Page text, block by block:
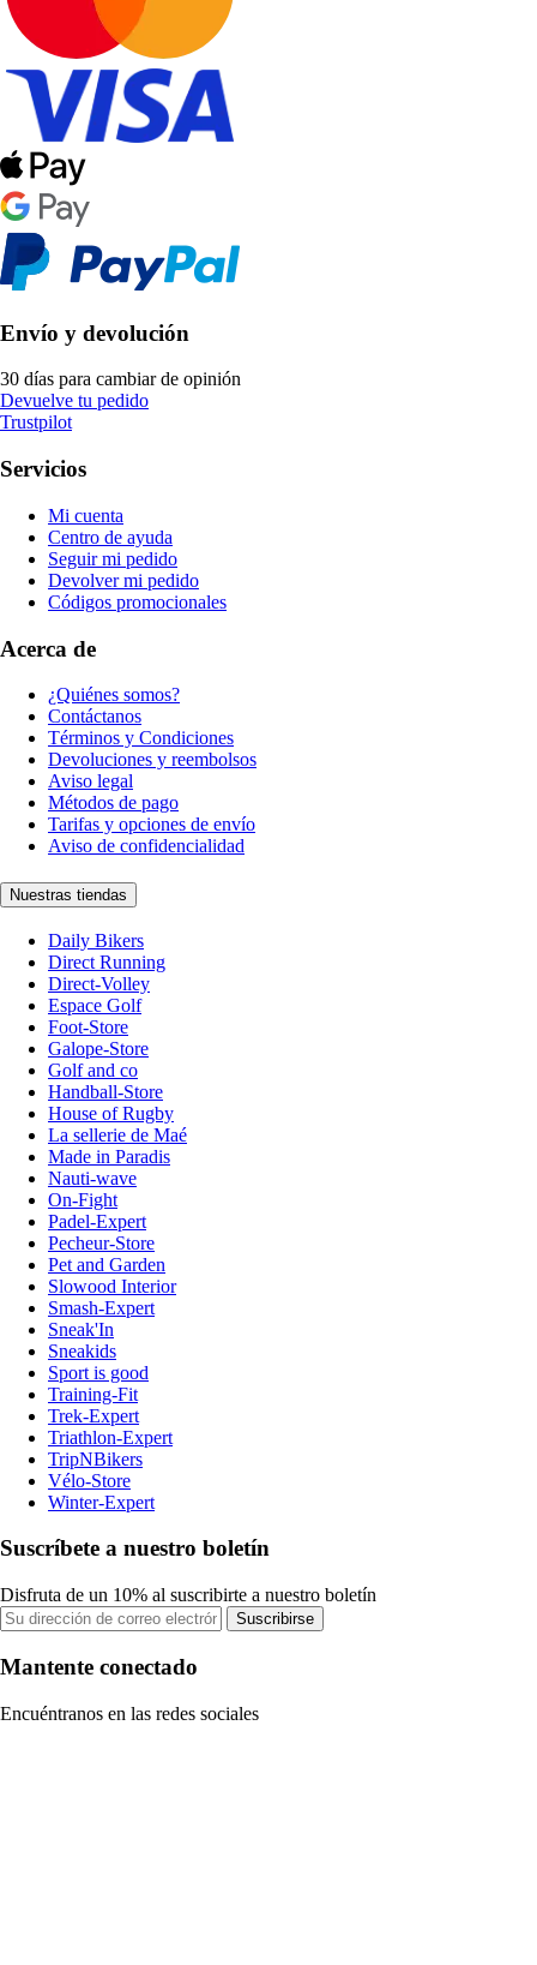
Envío y devolución
30 días para cambiar de opinión
Devuelve tu pedido
Trustpilot
Servicios
Mi cuenta
Centro de ayuda
Seguir mi pedido
Devolver mi pedido
Códigos promocionales
Acerca de
¿Quiénes somos?
Contáctanos
Términos y Condiciones
Devoluciones y reembolsos
Aviso legal
Métodos de pago
Tarifas y opciones de envío
Aviso de confidencialidad
Nuestras tiendas
Daily Bikers
Direct Running
Direct-Volley
Espace Golf
Foot-Store
Galope-Store
Golf and co
Handball-Store
House of Rugby
La sellerie de Maé
Made in Paradis
Nauti-wave
On-Fight
Padel-Expert
Pecheur-Store
Pet and Garden
Slowood Interior
Smash-Expert
Sneak'In
Sneakids
Sport is good
Training-Fit
Trek-Expert
Triathlon-Expert
TripNBikers
Vélo-Store
Winter-Expert
Suscríbete a nuestro boletín
Disfruta de un 10% al suscribirte a nuestro boletín
Suscribirse
Mantente conectado
Encuéntranos en las redes sociales